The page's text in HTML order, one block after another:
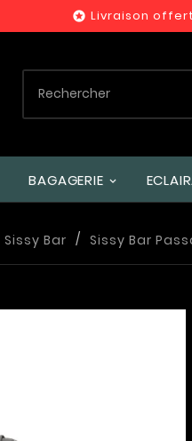
 Livraison
BAGAGERIE
Sissy Bar Sissy Bar